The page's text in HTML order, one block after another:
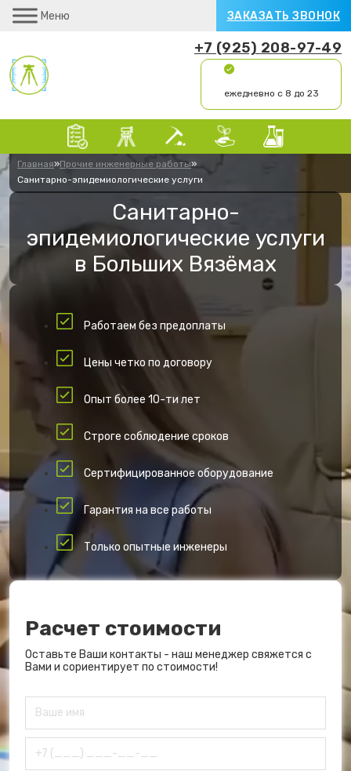
Меню ЗАКАЗАТЬ ЗВОНОК
+7 (925) 208-97-49
ежедневно с 8 до 23
Главная»Прочие инженерные работы»
Санитарно-эпидемиологические услуги
Санитарно-
эпидемиологические услуги
в Больших Вязёмах
Работаем без предоплаты
Цены четко по договору
Опыт более 10-ти лет
Строге соблюдение сроков
Сертифицированное оборудование
Гарантия на все работы
Только опытные инженеры
Расчет стоимости
Оставьте Ваши контакты - наш менеджер свяжется с
Вами и сориентирует по стоимости!